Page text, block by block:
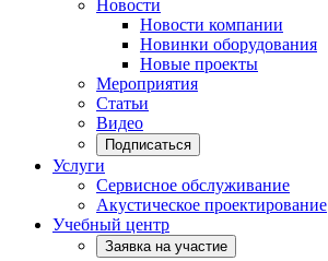
Новости
Новости компании
Новинки оборудования
Новые проекты
Мероприятия
Статьи
Видео
Подписаться
Услуги
Сервисное обслуживание
Акустическое проектирование
Учебный центр
Заявка на участие